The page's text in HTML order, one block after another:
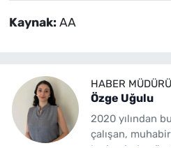
Kaynak: AA
HABER MÜDÜRÜ
Özge Uğulu
2020 yılından
çalışan,